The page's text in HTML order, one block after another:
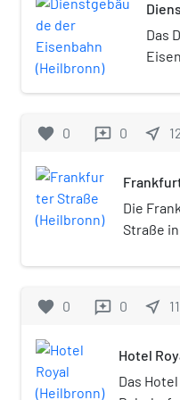
Das
20.
favorite 0 reviews 0 near_me
Die
Straße
einst als
Heute
die
favorite 0 reviews 0 near_me
Hotel
Das